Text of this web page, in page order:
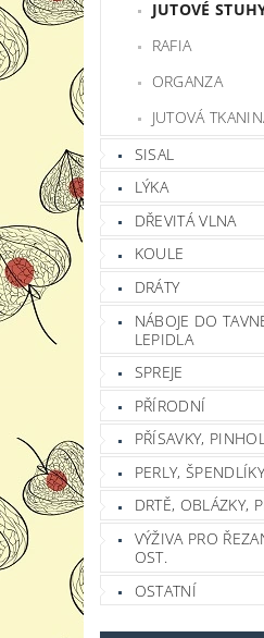
JUTOVÉ
RAFIA
ORGANZA
JUTOVÁ
SISAL
LÝKA
DŘEVITÁ VLNA
KOULE
DRÁTY
NÁBOJE DO
LEPIDLA
SPREJE
PŘÍRODNÍ
PŘÍSAVKY,
PERLY, ŠPENDLÍKY
DRTĚ, OBLÁZKY,
VÝŽIVA PRO
OST.
OSTATNÍ